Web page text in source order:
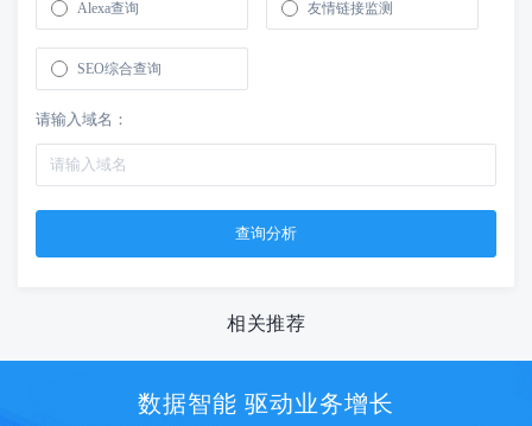
Alexa查询 友情链接监测
SEO综合查询
请输入域名：
相关推荐
数据智能 驱动业务增长